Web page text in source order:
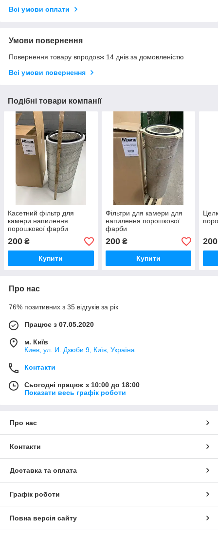
Всі умови оплати
Умови повернення
Повернення товару впродовж 14 днів за домовленістю
Всі умови повернення
Подібні товари компанії
Касетний фільтр для
камери напилення
порошкової фарби
200 ₴
Купити
Фільтри для камери для
напилення порошкової
фарби
200₴
Купити
200
Про нас
76% позитивних з 35 відгуків за рік
Працює з 07.05.2020
м. Київ
Киев, ул. И. Дзюби 9, Київ, Україна
Контакти
Сьогодні працює з 10:00 до 18:00
Показати весь графік роботи
Про нас
Контакти
Доставка та оплата
Графік роботи
Повна версія сайту